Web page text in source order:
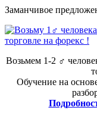
Заманчивое
Возьмем 1-2 ‍♂️
Обучение на